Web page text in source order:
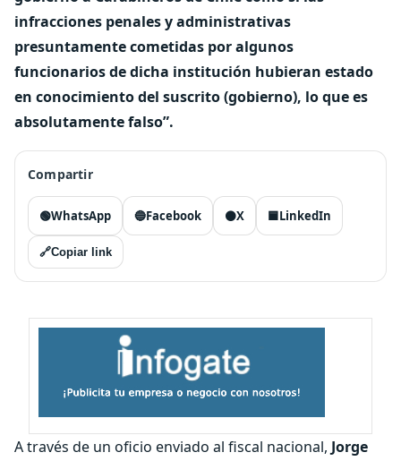
infracciones penales y administrativas
presuntamente cometidas por algunos
funcionarios de dicha institución hubieran estado
en conocimiento del suscrito (gobierno), lo que es
absolutamente falso”.
Compartir
🟢WhatsApp 🔵Facebook ⚫X 🟦LinkedIn
🔗Copiar link
A través de un oficio enviado al fiscal nacional, Jorge